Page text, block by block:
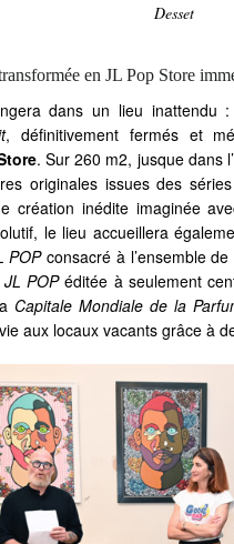
Desset
en JL Pop Store
dans un lieu
, définitivement fermés et
. Sur 260 m2, jusque dans
originales issues des
création inédite imaginée
le lieu accueillera
POPconsacré à l’ensemble
JL POPéditée à seulement
Capitale Mondiale de la
aux locaux vacants grâce à